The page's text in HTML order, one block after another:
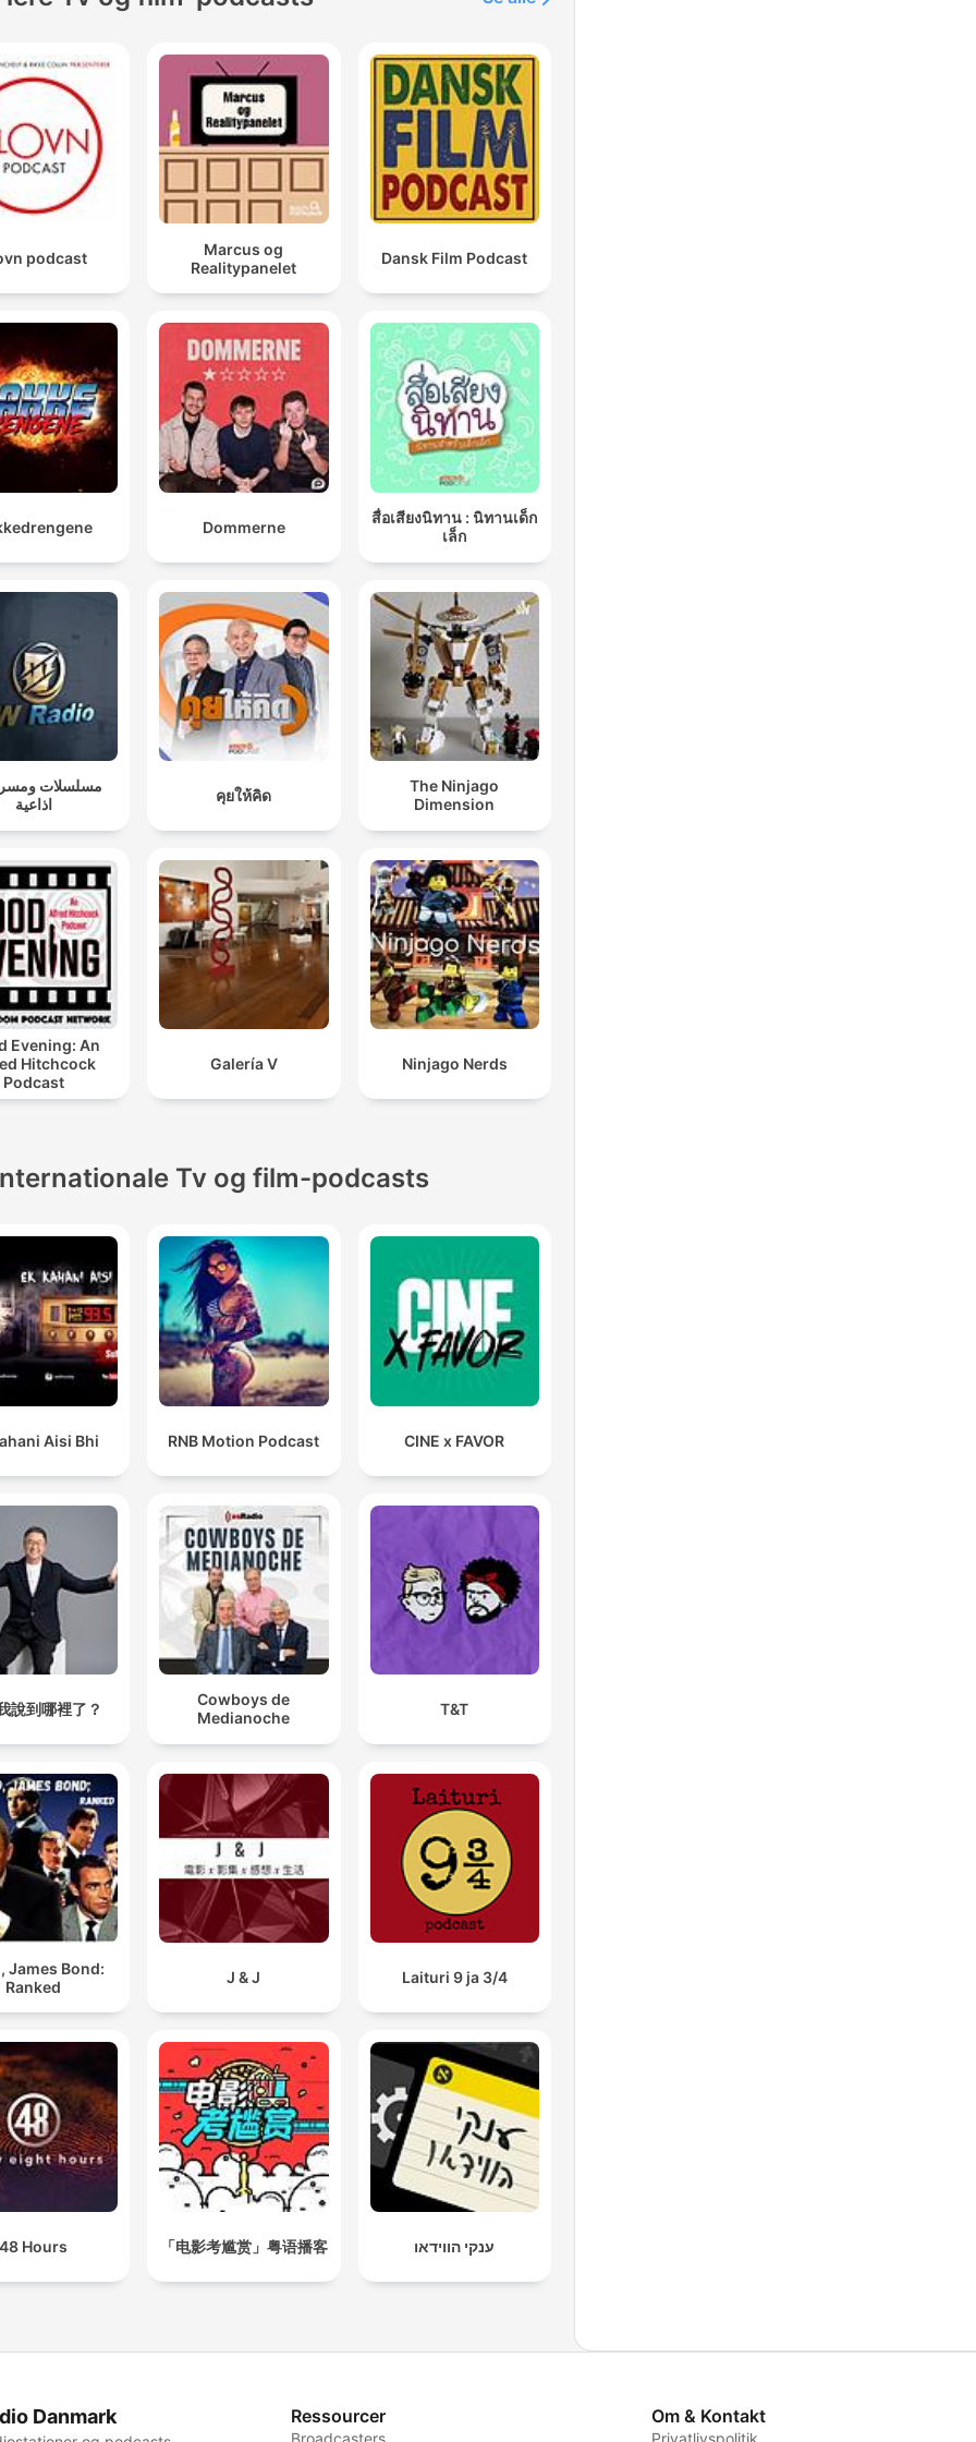
podcast
Marcus og
Realitypanelet
Dansk Film Podcast
Dommerne
สื่อเสียงนิทาน : นิทานเด็ก
เล็ก
مسلسلات
اذاعية
คุยให้คิด
The Ninjago
Dimension
Evening: An
Hitchcock
Podcast
Galería V Ninjago Nerds
Tv og film-podcasts
Aisi Bhi RNB Motion Podcast CINE x FAVOR
說到哪裡了？
Cowboys de
Medianoche
T&T
James Bond:
Ranked
J & J Laituri 9 ja 3/4
48 Hours 「电影考尴赏」粤语播客 ענקי הווידאו
Danmark Ressourcer
Broadcasters
Om & Kontakt
Privatlivspolitik